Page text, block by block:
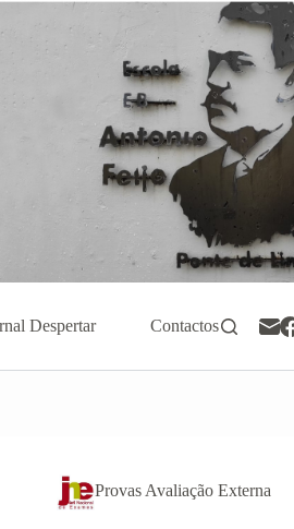
Despertar Contactos
Provas Avaliação Externa